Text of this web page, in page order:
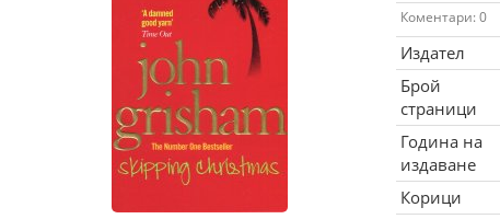
Коментари: 0
Издател
Брой
страници
Година на
издаване
Корици